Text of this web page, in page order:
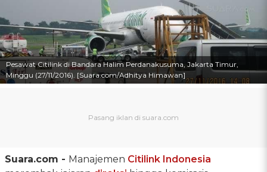
Pesawat Citilink di Bandara Halim Perdanakusuma, Jakarta Timur,
Minggu (27/11/2016). [Suara.com/Adhitya Himawan]
Suara.com - Manajemen Citilink Indonesia